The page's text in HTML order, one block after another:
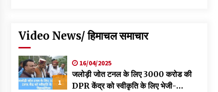
Video News/ हिमाचल समाचार
1
16/04/2025
जलोड़ी जोत टनल के लिए 3000 करोड की
DPR केंद्र को स्वीकृति के लिए भेजी-